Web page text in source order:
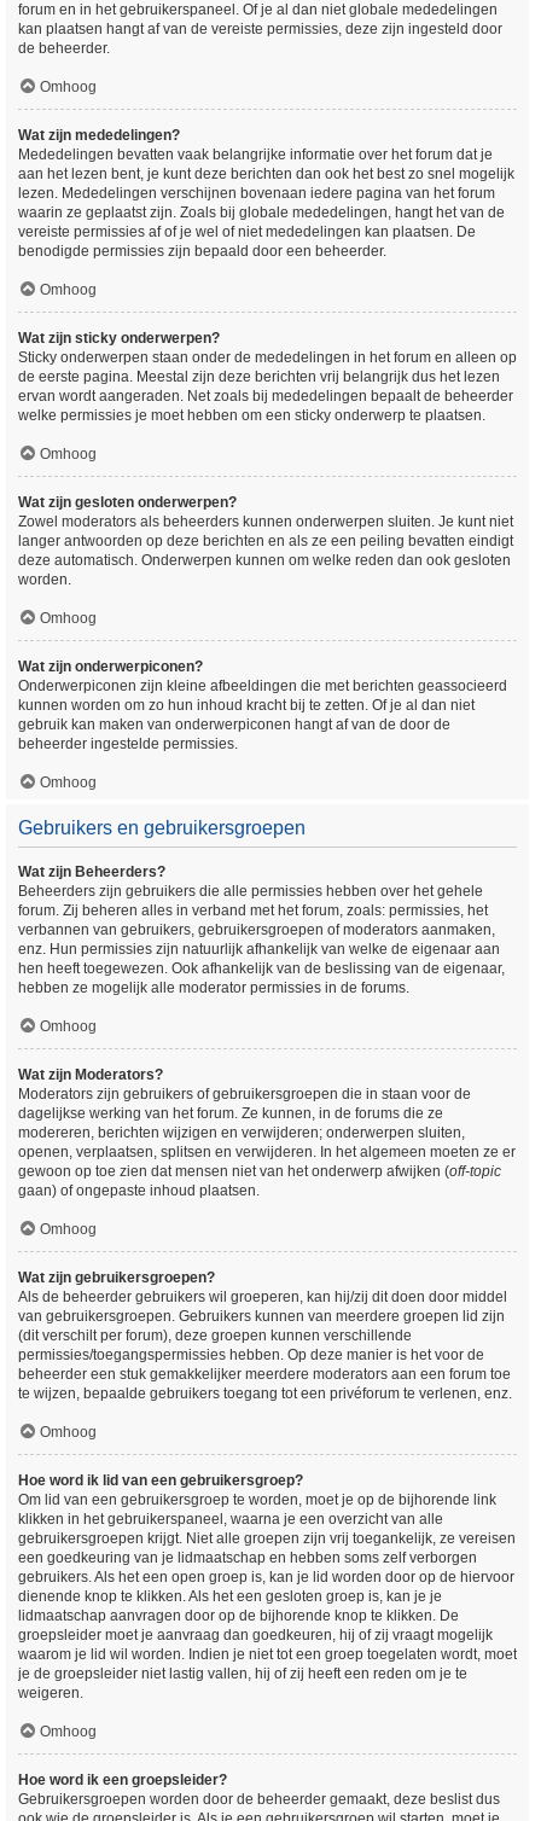
forum en in het gebruikerspaneel. Of je al dan niet globale mededelingen
kan plaatsen hangt af van de vereiste permissies, deze zijn ingesteld door
de beheerder.
Omhoog
Wat zijn mededelingen?
Mededelingen bevatten vaak belangrijke informatie over het forum dat je
aan het lezen bent, je kunt deze berichten dan ook het best zo snel mogelijk
lezen. Mededelingen verschijnen bovenaan iedere pagina van het forum
waarin ze geplaatst zijn. Zoals bij globale mededelingen, hangt het van de
vereiste permissies af of je wel of niet mededelingen kan plaatsen. De
benodigde permissies zijn bepaald door een beheerder.
Omhoog
Wat zijn sticky onderwerpen?
Sticky onderwerpen staan onder de mededelingen in het forum en alleen op
de eerste pagina. Meestal zijn deze berichten vrij belangrijk dus het lezen
ervan wordt aangeraden. Net zoals bij mededelingen bepaalt de beheerder
welke permissies je moet hebben om een sticky onderwerp te plaatsen.
Omhoog
Wat zijn gesloten onderwerpen?
Zowel moderators als beheerders kunnen onderwerpen sluiten. Je kunt niet
langer antwoorden op deze berichten en als ze een peiling bevatten eindigt
deze automatisch. Onderwerpen kunnen om welke reden dan ook gesloten
worden.
Omhoog
Wat zijn onderwerpiconen?
Onderwerpiconen zijn kleine afbeeldingen die met berichten geassocieerd
kunnen worden om zo hun inhoud kracht bij te zetten. Of je al dan niet
gebruik kan maken van onderwerpiconen hangt af van de door de
beheerder ingestelde permissies.
Omhoog
Gebruikers en gebruikersgroepen
Wat zijn Beheerders?
Beheerders zijn gebruikers die alle permissies hebben over het gehele
forum. Zij beheren alles in verband met het forum, zoals: permissies, het
verbannen van gebruikers, gebruikersgroepen of moderators aanmaken,
enz. Hun permissies zijn natuurlijk afhankelijk van welke de eigenaar aan
hen heeft toegewezen. Ook afhankelijk van de beslissing van de eigenaar,
hebben ze mogelijk alle moderator permissies in de forums.
Omhoog
Wat zijn Moderators?
Moderators zijn gebruikers of gebruikersgroepen die in staan voor de
dagelijkse werking van het forum. Ze kunnen, in de forums die ze
modereren, berichten wijzigen en verwijderen; onderwerpen sluiten,
openen, verplaatsen, splitsen en verwijderen. In het algemeen moeten ze er
gewoon op toe zien dat mensen niet van het onderwerp afwijken (off-topic
gaan) of ongepaste inhoud plaatsen.
Omhoog
Wat zijn gebruikersgroepen?
Als de beheerder gebruikers wil groeperen, kan hij/zij dit doen door middel
van gebruikersgroepen. Gebruikers kunnen van meerdere groepen lid zijn
(dit verschilt per forum), deze groepen kunnen verschillende
permissies/toegangspermissies hebben. Op deze manier is het voor de
beheerder een stuk gemakkelijker meerdere moderators aan een forum toe
te wijzen, bepaalde gebruikers toegang tot een privéforum te verlenen, enz.
Omhoog
Hoe word ik lid van een gebruikersgroep?
Om lid van een gebruikersgroep te worden, moet je op de bijhorende link
klikken in het gebruikerspaneel, waarna je een overzicht van alle
gebruikersgroepen krijgt. Niet alle groepen zijn vrij toegankelijk, ze vereisen
een goedkeuring van je lidmaatschap en hebben soms zelf verborgen
gebruikers. Als het een open groep is, kan je lid worden door op de hiervoor
dienende knop te klikken. Als het een gesloten groep is, kan je je
lidmaatschap aanvragen door op de bijhorende knop te klikken. De
groepsleider moet je aanvraag dan goedkeuren, hij of zij vraagt mogelijk
waarom je lid wil worden. Indien je niet tot een groep toegelaten wordt, moet
je de groepsleider niet lastig vallen, hij of zij heeft een reden om je te
weigeren.
Omhoog
Hoe word ik een groepsleider?
Gebruikersgroepen worden door de beheerder gemaakt, deze beslist dus